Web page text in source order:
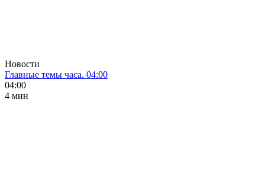
Новости
Главные темы часа. 04:00
04:00
4 мин